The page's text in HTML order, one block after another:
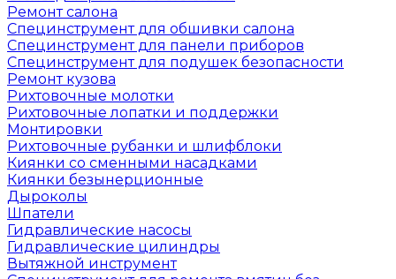
Ремонт салона
Специнструмент для обшивки салона
Специнструмент для панели приборов
Специнструмент для подушек безопасности
Ремонт кузова
Рихтовочные молотки
Рихтовочные лопатки и поддержки
Монтировки
Рихтовочные рубанки и шлифблоки
Киянки со сменными насадками
Киянки безынерционные
Дыроколы
Шпатели
Гидравлические насосы
Гидравлические цилиндры
Вытяжной инструмент